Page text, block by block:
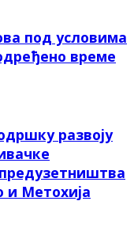
под условима
време
развоју
и Метохија